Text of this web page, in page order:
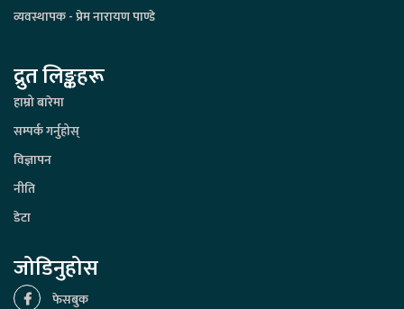
व्यवस्थापक - प्रेम नारायण पाण्डे
द्रुत लिङ्कहरू
हाम्रो बारेमा
सम्पर्क गर्नुहोस्
विज्ञापन
नीति
डेटा
जोडिनुहोस
फेसबुक